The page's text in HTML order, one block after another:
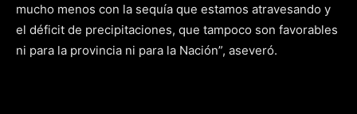
mucho menos con la sequía que estamos atravesando y
el déficit de precipitaciones, que tampoco son favorables
ni para la provincia ni para la Nación”, aseveró.